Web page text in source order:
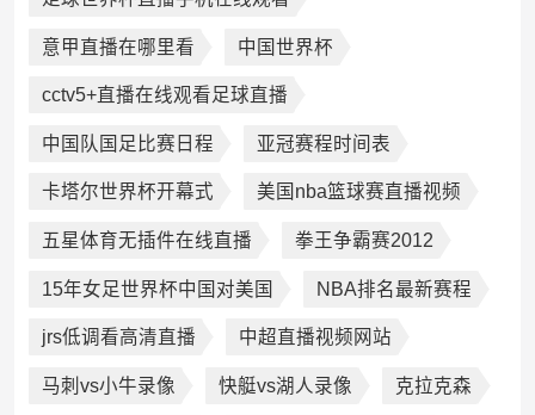
意甲直播在哪里看 中国世界杯
cctv5+直播在线观看足球直播
中国队国足比赛日程 亚冠赛程时间表
卡塔尔世界杯开幕式 美国nba篮球赛直播视频
五星体育无插件在线直播 拳王争霸赛2012
15年女足世界杯中国对美国 NBA排名最新赛程
jrs低调看高清直播 中超直播视频网站
马刺vs小牛录像 快艇vs湖人录像 克拉克森